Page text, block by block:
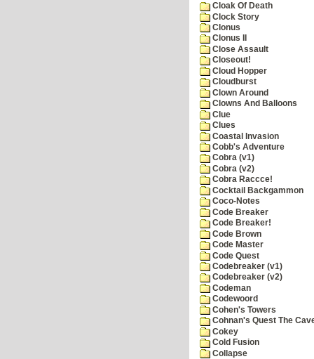
Cloak Of Death
Clock Story
Clonus
Clonus II
Close Assault
Closeout!
Cloud Hopper
Cloudburst
Clown Around
Clowns And Balloons
Clue
Clues
Coastal Invasion
Cobb's Adventure
Cobra (v1)
Cobra (v2)
Cobra Raccce!
Cocktail Backgammon
Coco-Notes
Code Breaker
Code Breaker!
Code Brown
Code Master
Code Quest
Codebreaker (v1)
Codebreaker (v2)
Codeman
Codewoord
Cohen's Towers
Cohnan's Quest The
Cokey
Cold Fusion
Collapse